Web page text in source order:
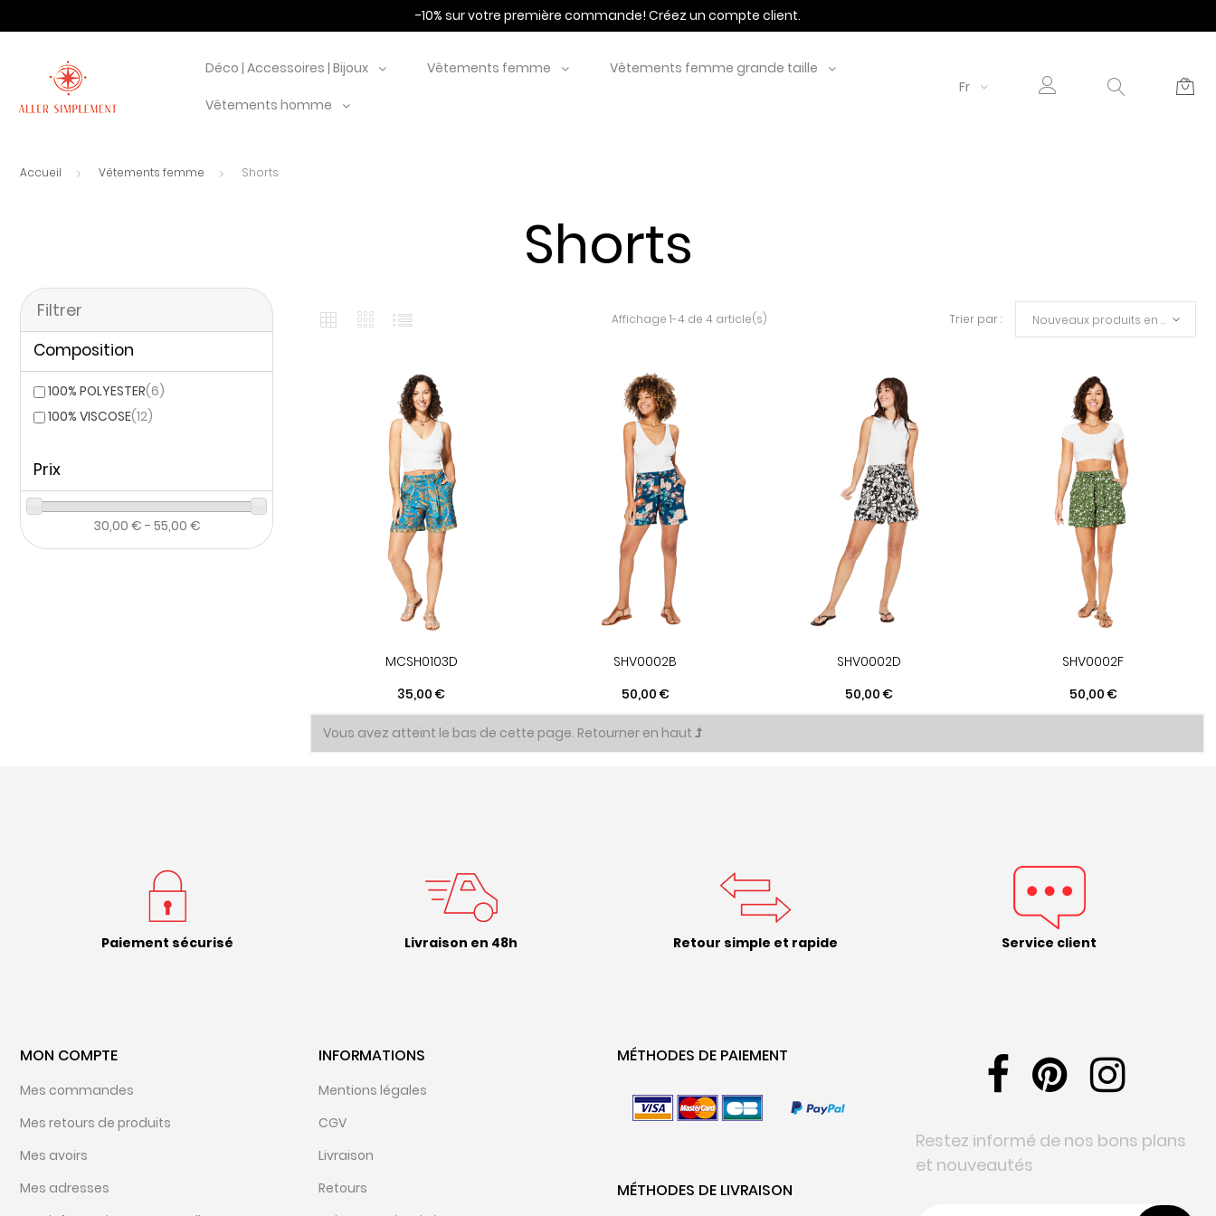
-10% sur votre première commande! Créez un compte client.
Déco | Accessoires | Bijoux Vêtements femme Vêtements femme grande taille
Vêtements homme
Fr
Accueil Vêtements femme Shorts
Shorts
Affichage 1-4 de 4 article(s) Trier par : Nouveaux produits en premier
MCSH0103D
Prix
35,00 €
SHV0002B
Prix
50,00 €
SHV0002D
Prix
50,00 €
SHV0002F
Prix
50,00 €
Vous avez atteint le bas de cette page. Retourner en haut
Filtrer
Composition
100% POLYESTER(6)
100% VISCOSE(12)
Prix
30,00 € - 55,00 €
Paiement sécurisé Livraison en 48h Retour simple et rapide Service client
MON COMPTE
Mes commandes
Mes retours de produits
Mes avoirs
Mes adresses
INFORMATIONS
Mentions légales
CGV
Livraison
Retours
MÉTHODES DE PAIEMENT
MÉTHODES DE LIVRAISON
Restez informé de nos bons plans
et nouveautés